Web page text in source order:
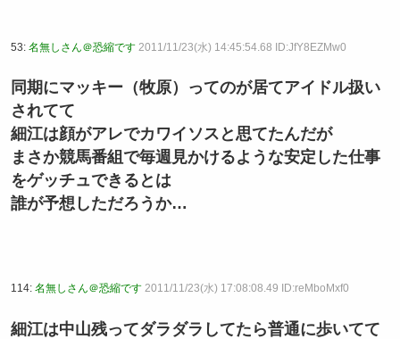
53: 名無しさん＠恐縮です 2011/11/23(水) 14:45:54.68 ID:JfY8EZMw0
同期にマッキー（牧原）ってのが居てアイドル扱い
されてて
細江は顔がアレでカワイソスと思てたんだが
まさか競馬番組で毎週見かけるような安定した仕事
をゲッチュできるとは
誰が予想しただろうか…
114: 名無しさん＠恐縮です 2011/11/23(水) 17:08:08.49 ID:reMboMxf0
細江は中山残ってダラダラしてたら普通に歩いてて